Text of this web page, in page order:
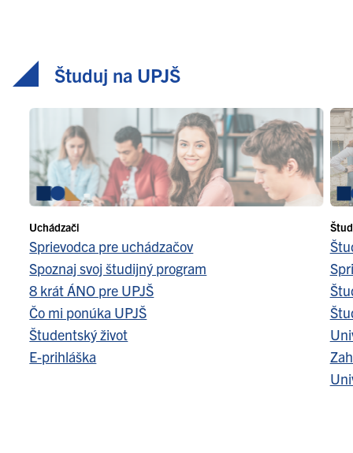
Študuj na UPJŠ
Uchádzači
Sprievodca pre uchádzačov
Spoznaj svoj študijný program
8 krát ÁNO pre UPJŠ
Čo mi ponúka UPJŠ
Študentský život
E-prihláška